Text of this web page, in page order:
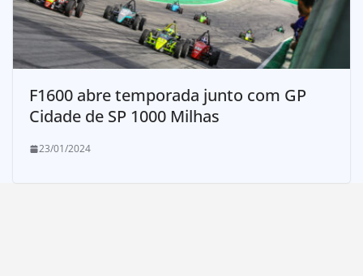
F1600 abre temporada junto com GP
Cidade de SP 1000 Milhas
23/01/2024